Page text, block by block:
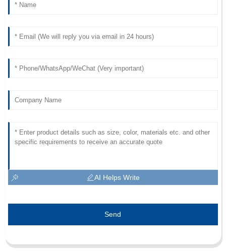
AI Helps Write
Send